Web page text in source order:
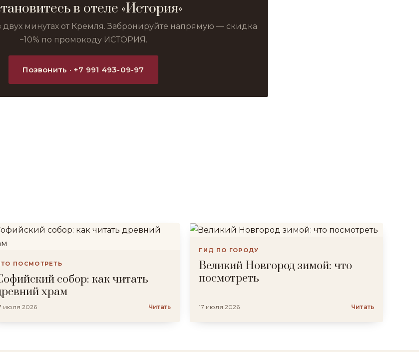
в отеле «История»
двух минутах от Кремля. Забронируйте напрямую — скидка
−10% по промокоду ИСТОРИЯ.
Позвонить · +7 991 493-09-97
ПОСМОТРЕТЬ
собор: как читать
храм
июля 2026 Читать
ГИД ПО ГОРОДУ
Великий Новгород зимой: что
посмотреть
17 июля 2026 Читать